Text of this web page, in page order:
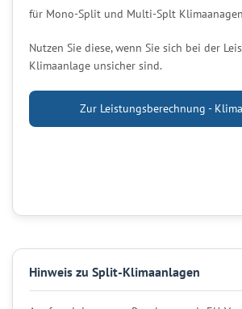
für Mono-Split und Multi-Splt
Nutzen Sie diese, wenn Sie sich bei der
Klimaanlage unsicher sind.
Zur Leistungsberechnung -
Hinweis zu Split-Klimaanlagen